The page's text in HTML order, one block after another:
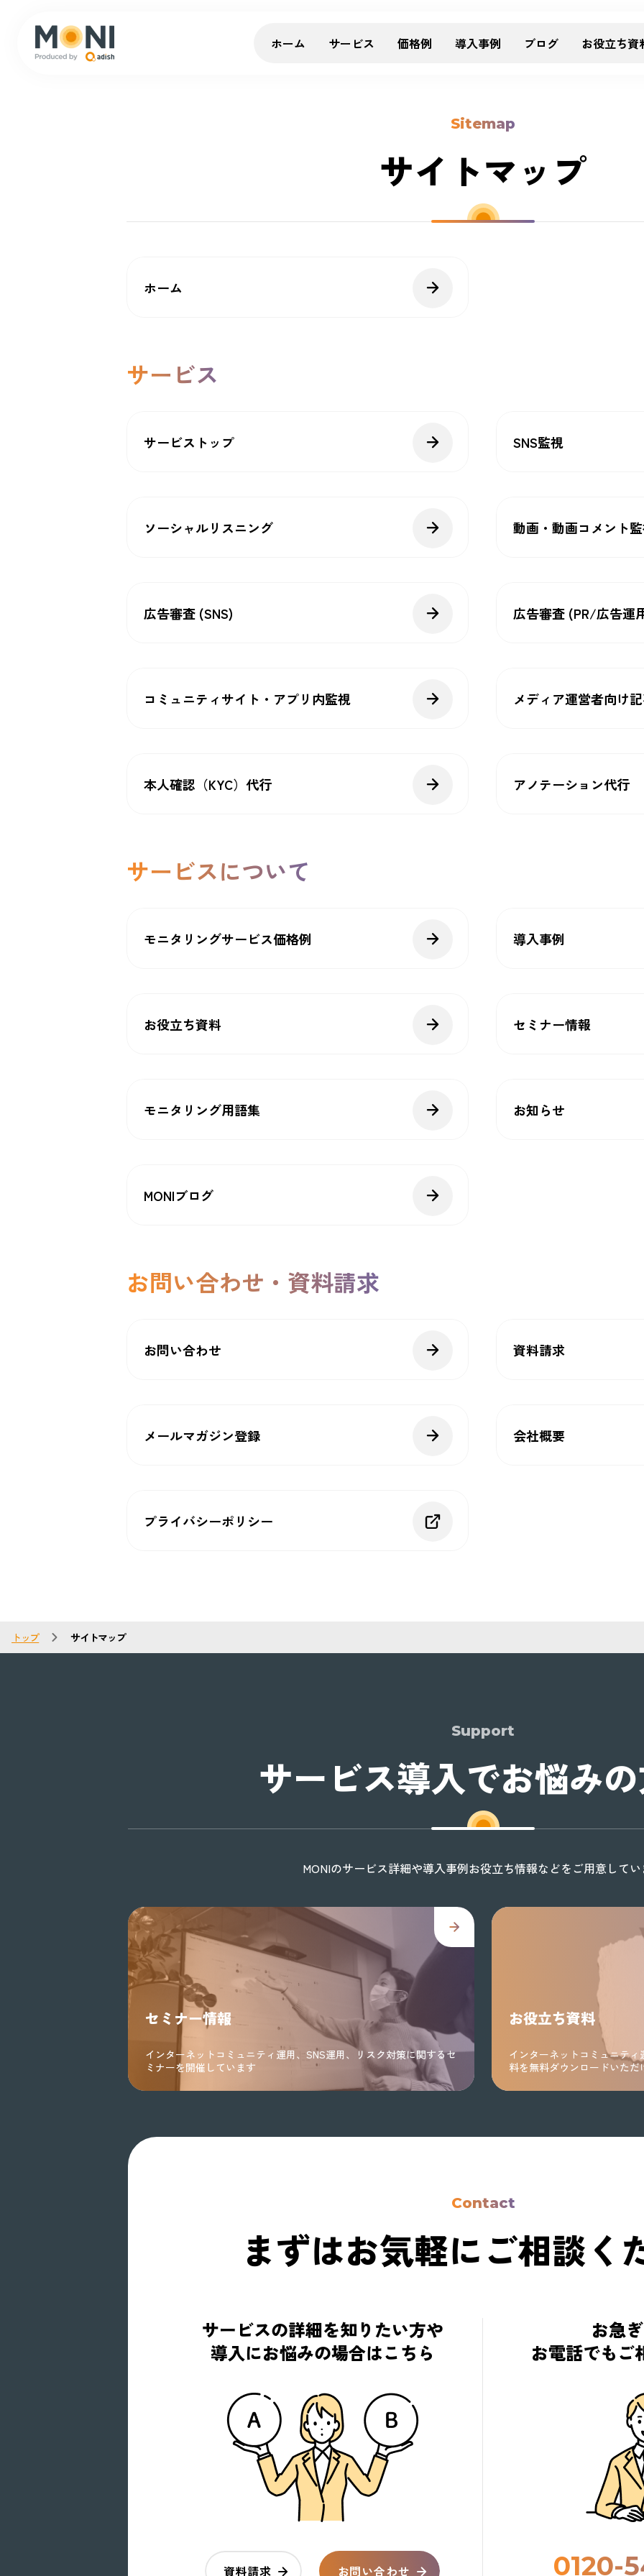
ホーム サービス 価格例 導入事例 ブログ お役立ち資
Sitemap
サイトマップ
ホーム
サービス
サービストップ SNS監視
ソーシャルリスニング 動画・動画コメント
広告審査 (SNS) 広告審査 (PR/広告運
コミュニティサイト・アプリ内監視 メディア運営者向け
本人確認（KYC）代行 アノテーション代行
サービスについて
モニタリングサービス価格例 導入事例
お役立ち資料 セミナー情報
モニタリング用語集 お知らせ
MONIブログ
お問い合わせ・資料請求
お問い合わせ 資料請求
メールマガジン登録 会社概要
プライバシーポリシー
トップ サイトマップ
Support
サービス導入でお悩み
MONIのサービス詳細や導入事例お役立ち情報などをご用意して
セミナー情報
インターネットコミュニティ運用、SNS運用、リスク対策に関するセ
ミナーを開催しています
お役立ち資料
インターネットコミュニテ
料を無料ダウンロードいただ
Contact
まずはお気軽にご相談く
サービスの詳細を知りたい方や
導入にお悩みの場合はこちら
資料請求 お問い合わせ
お急
お電話でもご
0120-